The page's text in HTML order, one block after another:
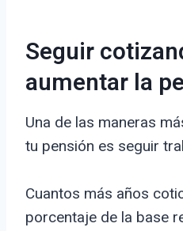
Seguir
aumentar la
Una de las maneras
tu pensión es seguir
Cuantos más años
porcentaje de la base